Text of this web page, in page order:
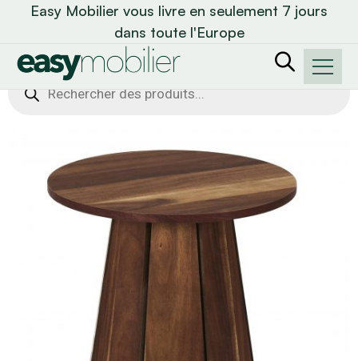
Easy Mobilier vous livre en seulement 7 jours
dans toute l'Europe
Recherche
de